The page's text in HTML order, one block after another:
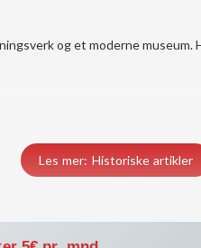
og et moderne
Les mer: Historiske artikler